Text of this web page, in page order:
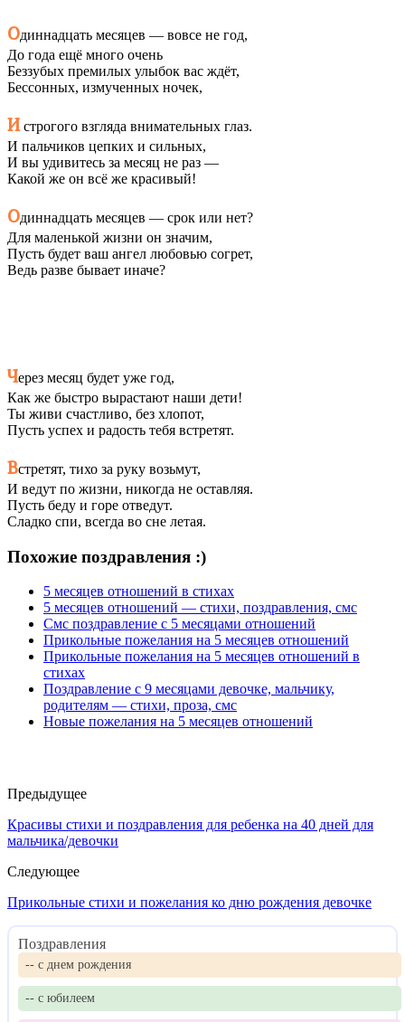
Одиннадцать месяцев — вовсе не год,
До года ещё много очень
Беззубых премилых улыбок вас ждёт,
Бессонных, измученных ночек,
Истрогого взгляда внимательных глаз.
И пальчиков цепких и сильных,
И вы удивитесь за месяц не раз —
Какой же он всё же красивый!
Одиннадцать месяцев — срок или нет?
Для маленькой жизни он значим,
Пусть будет ваш ангел любовью согрет,
Ведь разве бывает иначе?
Через месяц будет уже год,
Как же быстро вырастают наши дети!
Ты живи счастливо, без хлопот,
Пусть успех и радость тебя встретят.
Встретят, тихо за руку возьмут,
И ведут по жизни, никогда не оставляя.
Пусть беду и горе отведут.
Сладко спи, всегда во сне летая.
Похожие поздравления :)
5 месяцев отношений в стихах
5 месяцев отношений — стихи, поздравления, смс
Смс поздравление с 5 месяцами отношений
Прикольные пожелания на 5 месяцев отношений
Прикольные пожелания на 5 месяцев отношений в
стихах
Поздравление с 9 месяцами девочке, мальчику,
родителям — стихи, проза, смс
Новые пожелания на 5 месяцев отношений
Предыдущее
Красивы стихи и поздравления для ребенка на 40 дней для
мальчика/девочки
Следующее
Прикольные стихи и пожелания ко дню рождения девочке
Поздравления
-- с днем рождения
-- с юбилеем